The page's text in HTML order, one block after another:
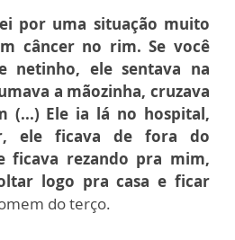
por uma situação muito
câncer no rim. Se você
netinho, ele sentava na
a mãozinha, cruzava
(...) Ele ia lá no hospital,
ele ficava de fora do
ficava rezando pra mim,
logo pra casa e ficar
do terço.